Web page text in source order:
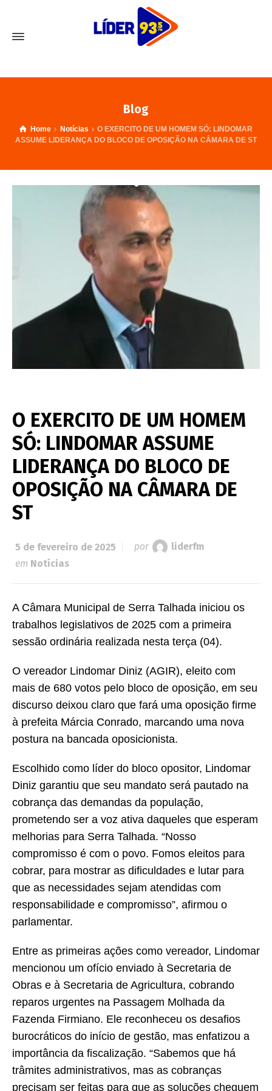
Blog
Home Notícias
O EXERCITO DE UM HOMEM SÓ: LINDOMAR
ASSUME LIDERANÇA DO BLOCO DE OPOSIÇÃO NA CÂMARA DE ST
O EXERCITO DE UM HOMEM
SÓ: LINDOMAR ASSUME
LIDERANÇA DO BLOCO DE
OPOSIÇÃO NA CÂMARA DE
ST
5 de fevereiro de 2025 por
liderfm
em Notícias
A Câmara Municipal de Serra Talhada iniciou os
trabalhos legislativos de 2025 com a primeira
sessão ordinária realizada nesta terça (04).
O vereador Lindomar Diniz (AGIR), eleito com
mais de 680 votos pelo bloco de oposição, em seu
discurso deixou claro que fará uma oposição firme
à prefeita Márcia Conrado, marcando uma nova
postura na bancada oposicionista.
Escolhido como líder do bloco opositor, Lindomar
Diniz garantiu que seu mandato será pautado na
cobrança das demandas da população,
prometendo ser a voz ativa daqueles que esperam
melhorias para Serra Talhada. “Nosso
compromisso é com o povo. Fomos eleitos para
cobrar, para mostrar as dificuldades e lutar para
que as necessidades sejam atendidas com
responsabilidade e compromisso”, afirmou o
parlamentar.
Entre as primeiras ações como vereador, Lindomar
mencionou um ofício enviado à Secretaria de
Obras e à Secretaria de Agricultura, cobrando
reparos urgentes na Passagem Molhada da
Fazenda Firmiano. Ele reconheceu os desafios
burocráticos do início de gestão, mas enfatizou a
importância da fiscalização. “Sabemos que há
trâmites administrativos, mas as cobranças
precisam ser feitas para que as soluções cheguem